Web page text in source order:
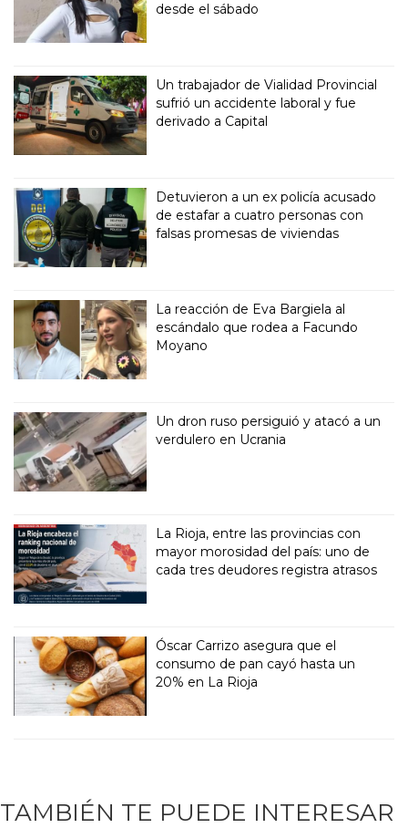
desde el sábado
Un trabajador de Vialidad Provincial
sufrió un accidente laboral y fue
derivado a Capital
Detuvieron a un ex policía acusado
de estafar a cuatro personas con
falsas promesas de viviendas
La reacción de Eva Bargiela al
escándalo que rodea a Facundo
Moyano
Un dron ruso persiguió y atacó a un
verdulero en Ucrania
La Rioja, entre las provincias con
mayor morosidad del país: uno de
cada tres deudores registra atrasos
Óscar Carrizo asegura que el
consumo de pan cayó hasta un
20% en La Rioja
TAMBIÉN TE PUEDE INTERESAR